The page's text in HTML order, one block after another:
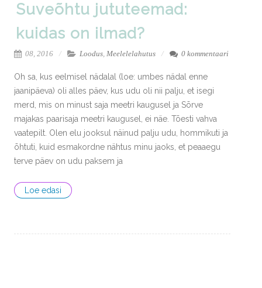
Suveõhtu jututeemad:
kuidas on ilmad?
08, 2016 Loodus, Meelelelahutus 0 kommentaari
Oh sa, kus eelmisel nädalal (loe: umbes nädal enne
jaanipäeva) oli alles päev, kus udu oli nii palju, et isegi
merd, mis on minust saja meetri kaugusel ja Sõrve
majakas paarisaja meetri kaugusel, ei näe. Tõesti vahva
vaatepilt. Olen elu jooksul näinud palju udu, hommikuti ja
õhtuti, kuid esmakordne nähtus minu jaoks, et peaaegu
terve päev on udu paksem ja
Loe edasi